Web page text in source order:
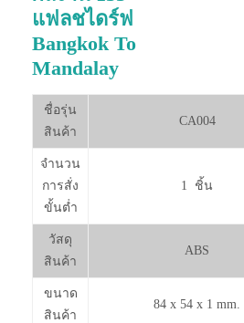
แฟลชไดร์ฟ
Bangkok To
Mandalay
ชื่อรุ่น
สินค้า
CA004
จำนวน
การสั่ง
ขั้นต่ำ
1 ชิ้น
วัสดุ
สินค้า
ABS
ขนาด
สินค้า
84 x 54 x 1 mm.